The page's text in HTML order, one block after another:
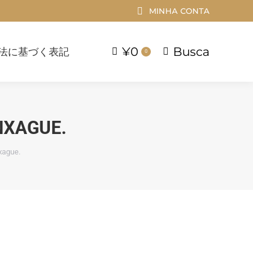
MINHA CONTA
に基づく表記 ¥0 0 Buscar
Busca
基づく表記 ¥0 Buscar
Busca